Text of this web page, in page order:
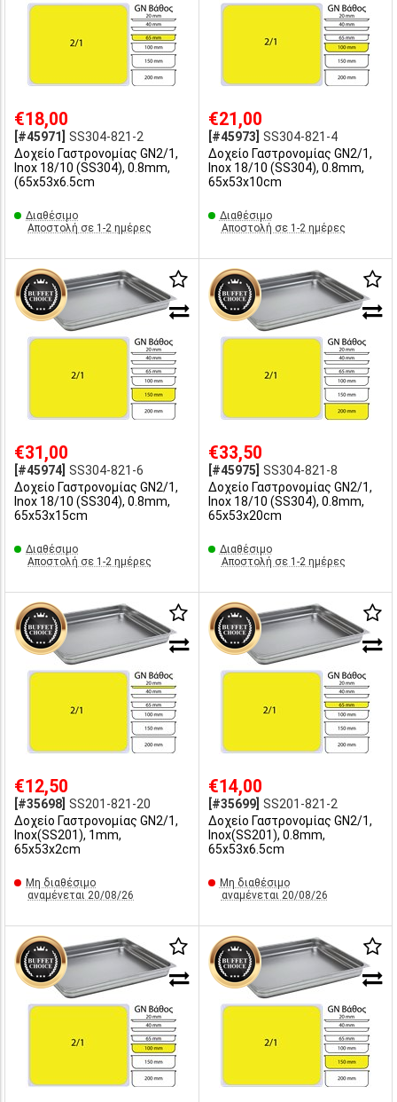
€18,00
[#45971]
SS304-821-2
Δοχείο Γαστρονομίας GN2/1,
Inox 18/10 (SS304), 0.8mm,
(65x53x6.5cm
Διαθέσιμο
Αποστολή σε 1-2 ημέρες
€21,00
[#45973] SS304-821-4
Δοχείο Γαστρονομίας GN2/1,
Inox 18/10 (SS304), 0.8mm,
65x53x10cm
Διαθέσιμο
Αποστολή σε 1-2 ημέρες
€31,00
[#45974] SS304-821-6
Δοχείο Γαστρονομίας GN2/1,
Inox 18/10 (SS304), 0.8mm,
65x53x15cm
Διαθέσιμο
Αποστολή σε 1-2 ημέρες
€33,50
[#45975] SS304-821-8
Δοχείο Γαστρονομίας GN2/1,
Inox 18/10 (SS304), 0.8mm,
65x53x20cm
Διαθέσιμο
Αποστολή σε 1-2 ημέρες
€12,50
[#35698] SS201-821-20
Δοχείο Γαστρονομίας GN2/1,
Inox(SS201), 1mm,
65x53x2cm
Μη διαθέσιμο
αναμένεται 20/08/26
€14,00
[#35699] SS201-821-2
Δοχείο Γαστρονομίας GN2/1,
Inox(SS201), 0.8mm,
65x53x6.5cm
Μη διαθέσιμο
αναμένεται 20/08/26